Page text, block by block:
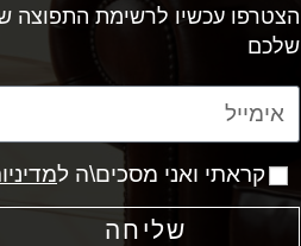
הצטרפו עכשיו לרשימת התפוצה
שלכם
קראתי ואני מסכים\ה ל
שליחה